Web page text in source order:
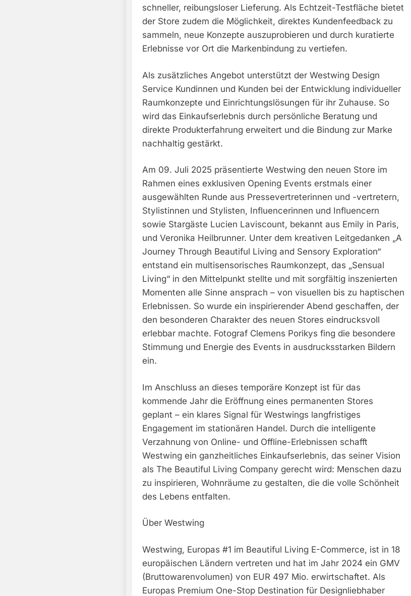
schneller, reibungsloser Lieferung. Als Echtzeit-Testfläche bietet
der Store zudem die Möglichkeit, direktes Kundenfeedback zu
sammeln, neue Konzepte auszuprobieren und durch kuratierte
Erlebnisse vor Ort die Markenbindung zu vertiefen.
Als zusätzliches Angebot unterstützt der Westwing Design
Service Kundinnen und Kunden bei der Entwicklung individueller
Raumkonzepte und Einrichtungslösungen für ihr Zuhause. So
wird das Einkaufserlebnis durch persönliche Beratung und
direkte Produkterfahrung erweitert und die Bindung zur Marke
nachhaltig gestärkt.
Am 09. Juli 2025 präsentierte Westwing den neuen Store im
Rahmen eines exklusiven Opening Events erstmals einer
ausgewählten Runde aus Pressevertreterinnen und -vertretern,
Stylistinnen und Stylisten, Influencerinnen und Influencern
sowie Stargäste Lucien Laviscount, bekannt aus Emily in Paris,
und Veronika Heilbrunner. Unter dem kreativen Leitgedanken „A
Journey Through Beautiful Living and Sensory Exploration“
entstand ein multisensorisches Raumkonzept, das „Sensual
Living“ in den Mittelpunkt stellte und mit sorgfältig inszenierten
Momenten alle Sinne ansprach – von visuellen bis zu haptischen
Erlebnissen. So wurde ein inspirierender Abend geschaffen, der
den besonderen Charakter des neuen Stores eindrucksvoll
erlebbar machte. Fotograf Clemens Porikys fing die besondere
Stimmung und Energie des Events in ausdrucksstarken Bildern
ein.
Im Anschluss an dieses temporäre Konzept ist für das
kommende Jahr die Eröffnung eines permanenten Stores
geplant – ein klares Signal für Westwings langfristiges
Engagement im stationären Handel. Durch die intelligente
Verzahnung von Online- und Offline-Erlebnissen schafft
Westwing ein ganzheitliches Einkaufserlebnis, das seiner Vision
als The Beautiful Living Company gerecht wird: Menschen dazu
zu inspirieren, Wohnräume zu gestalten, die die volle Schönheit
des Lebens entfalten.
Über Westwing
Westwing, Europas #1 im Beautiful Living E-Commerce, ist in 18
europäischen Ländern vertreten und hat im Jahr 2024 ein GMV
(Bruttowarenvolumen) von EUR 497 Mio. erwirtschaftet. Als
Europas Premium One-Stop Destination für Designliebhaber